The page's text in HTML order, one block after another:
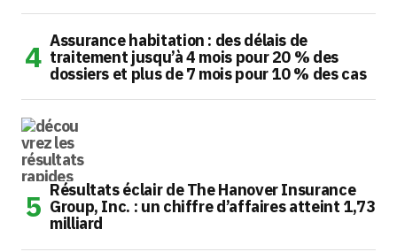
Assurance habitation : des délais de
traitement jusqu’à 4 mois pour 20 % des
dossiers et plus de 7 mois pour 10 % des cas
Résultats éclair de The Hanover Insurance
Group, Inc. : un chiffre d’affaires atteint 1,73
milliard